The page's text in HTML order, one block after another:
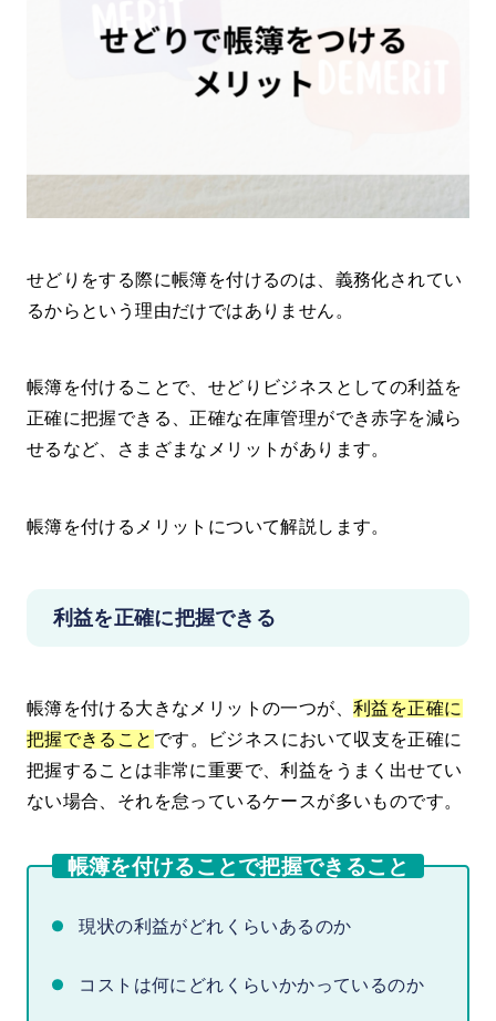
せどりをする際に帳簿を付けるのは、義務化されてい
るからという理由だけではありません。
帳簿を付けることで、せどりビジネスとしての利益を
正確に把握できる、正確な在庫管理ができ赤字を減ら
せるなど、さまざまなメリットがあります。
帳簿を付けるメリットについて解説します。
利益を正確に把握できる
帳簿を付ける大きなメリットの一つが、利益を正確に
把握できること です。ビジネスにおいて収支を正確に
把握することは非常に重要で、利益をうまく出せてい
ない場合、それを怠っているケースが多いものです。
帳簿を付けることで把握できること
現状の利益がどれくらいあるのか
コストは何にどれくらいかかっているのか